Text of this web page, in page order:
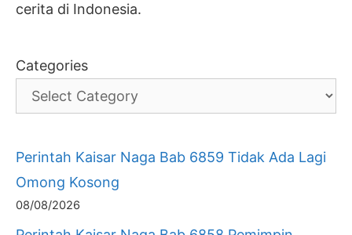
cerita di Indonesia.
Categories
Perintah Kaisar Naga Bab 6859 Tidak Ada Lagi
Omong Kosong
08/08/2026